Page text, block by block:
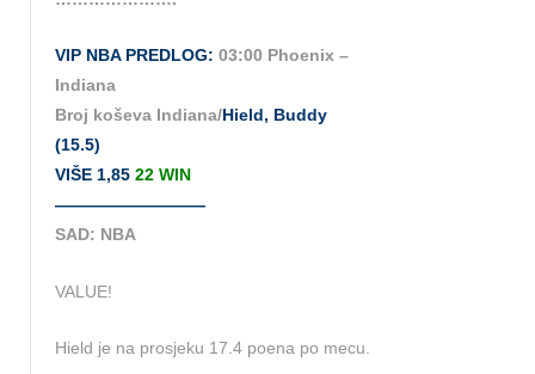
VIP NBA PREDLOG: 03:00 Phoenix –
Indiana
Broj koševa Indiana/Hield, Buddy
(15.5)
VIŠE 1,85 22 WIN
—————————
SAD: NBA
VALUE!
Hield je na prosjeku 17.4 poena po mecu.